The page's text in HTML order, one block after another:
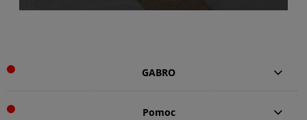
GABRO
Pomoc